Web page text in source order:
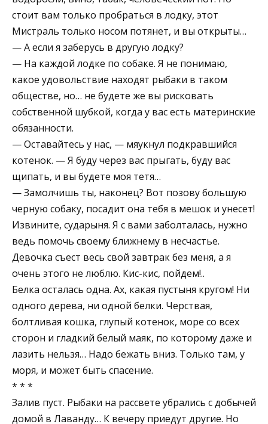
стоит вам только пробраться в лодку, этот
Мистраль только носом потянет, и вы открыты…
— А если я заберусь в другую лодку?
— На каждой лодке по собаке. Я не понимаю,
какое удовольствие находят рыбаки в таком
обществе, но… не будете же вы рисковать
собственной шубкой, когда у вас есть материнские
обязанности.
— Оставайтесь у нас, — мяукнул подкравшийся
котенок. — Я буду через вас прыгать, буду вас
щипать, и вы будете моя тетя…
— Замолчишь ты, наконец? Вот позову большую
черную собаку, посадит она тебя в мешок и унесет!
Извините, сударыня. Я с вами заболталась, нужно
ведь помочь своему ближнему в несчастье.
Девочка съест весь свой завтрак без меня, а я
очень этого не люблю. Кис-кис, пойдем!..
Белка осталась одна. Ах, какая пустыня кругом! Ни
одного дерева, ни одной белки. Черствая,
болтливая кошка, глупый котенок, море со всех
сторон и гладкий белый маяк, по которому даже и
лазить нельзя… Надо бежать вниз. Только там, у
моря, и может быть спасение.
* * *
Залив пуст. Рыбаки на рассвете убрались с добычей
домой в Лаванду… К вечеру приедут другие. Но